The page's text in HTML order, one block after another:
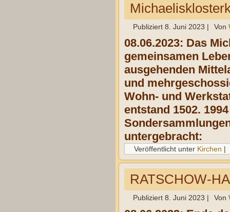
Publiziert 8. Juni 2023 | Von
08.06.2023: Das
gemeinsamen
ausgehenden
und
Wohn- und
entstand 1502.
untergebracht:
Veröffentlicht unter Kirchen |
RATSCHOW-
Publiziert 8. Juni 2023 | Von